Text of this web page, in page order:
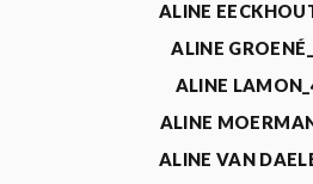
ALINE
ALINE
ALINE
ALINE
ALINE VAN